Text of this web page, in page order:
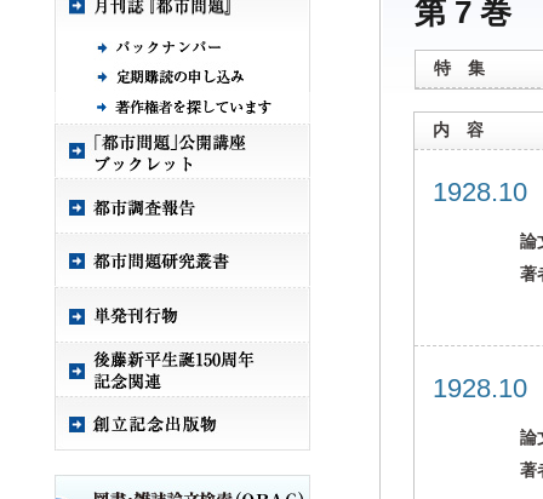
第 7 巻
特 集
内 容
論
著
論
著